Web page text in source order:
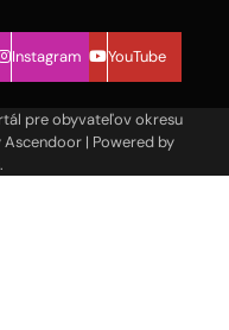
Instagram YouTube
pre obyvateľov okresu
Ascendoor | Powered by
.